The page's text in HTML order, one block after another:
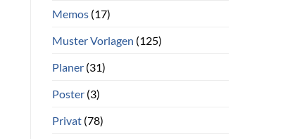
Memos(17)
Muster Vorlagen (125)
Planer(31)
Poster(3)
Privat(78)